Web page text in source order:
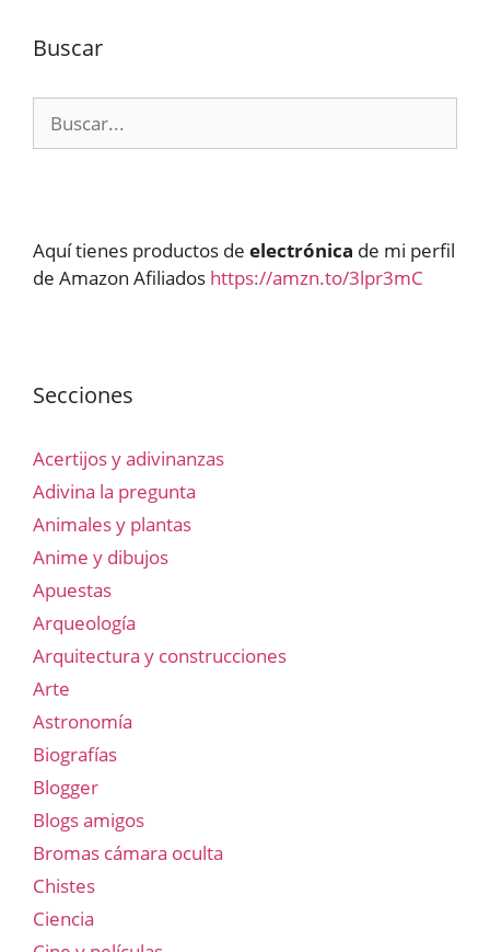
Buscar
Aquí tienes productos de electrónica de mi perfil
de Amazon Afiliados https://amzn.to/3lpr3mC
Secciones
Acertijos y adivinanzas
Adivina la pregunta
Animales y plantas
Anime y dibujos
Apuestas
Arqueología
Arquitectura y construcciones
Arte
Astronomía
Biografías
Blogger
Blogs amigos
Bromas cámara oculta
Chistes
Ciencia